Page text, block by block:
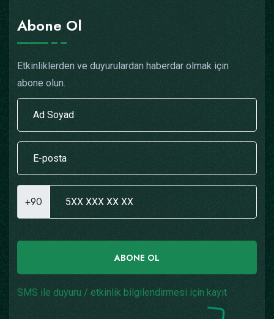
Abone Ol
Etkinliklerden ve duyurulardan haberdar olmak için
abone olun.
+90
ABONE OL
SMS ile duyuru / etkinlik bilgilendirmesi için kayıt